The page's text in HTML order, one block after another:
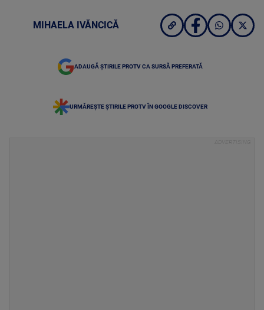
MIHAELA IVĂNCICĂ
ADAUGĂ ȘTIRILE PROTV CA SURSĂ PREFERATĂ
URMĂREȘTE ȘTIRILE PROTV ÎN GOOGLE DISCOVER